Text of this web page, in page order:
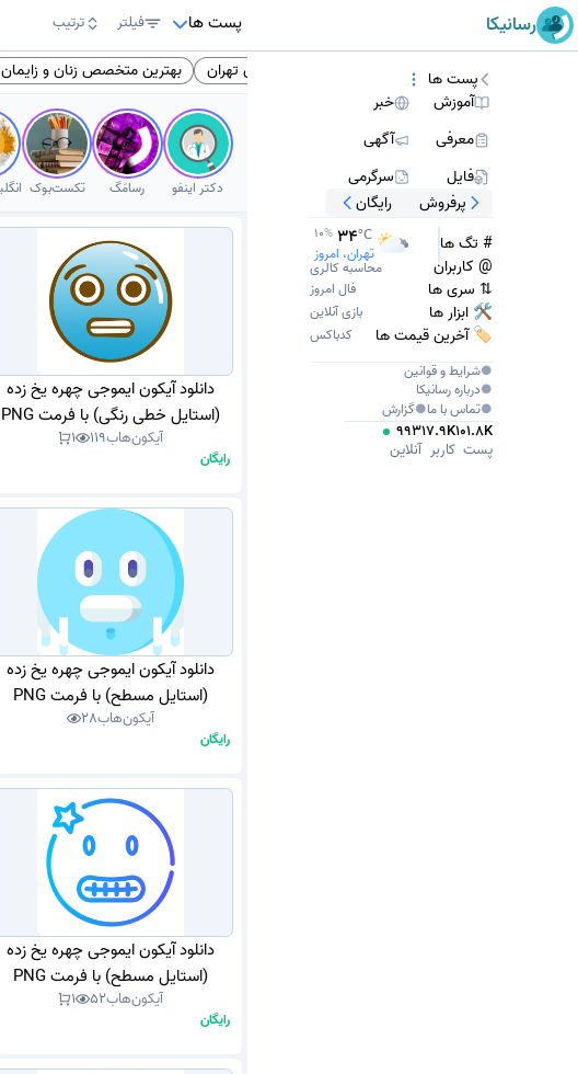
رسانیکا پست ها فیلتر ترتیب
انگلیسی پزشکان تهران بهترین متخصص زنان و زایمان
دکتر اینفو رسامَگ تکست‌بوک
دانلود آیکون ایموجی چهره یخ زده
(استایل خطی رنگی) با فرمت PNG
آیکون‌هاب119
1
رایگان
دانلود آیکون ایموجی چهره یخ زده
(استایل مسطح) با فرمت PNG
آیکون‌هاب28
رایگان
دانلود آیکون ایموجی چهره یخ زده
(استایل مسطح) با فرمت PNG
آیکون‌هاب52
1
رایگان
پست ها
آموزش
خبر
معرفی
آگهی
فایل
سرگرمی
پرفروش رایگان
# تگ ها 10% 34°C
تهران، امروز @ کاربران محاسبه کالری
⇅ سری ها فال امروز
🛠 ابزار ها بازی آنلاین
🏷️ آخرین قیمت ها
کدباکس
●شرایط و قوانین
●دربارهرسانیکا
●تماس با ما●گزارش
101.8K
پست
17.9K
کاربر
993
آنلاین